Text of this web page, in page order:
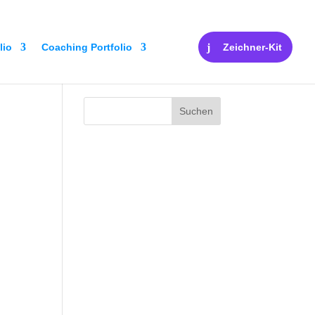
Coaching Portfolio Zeichner-Kit